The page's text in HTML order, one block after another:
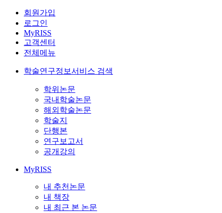
회원가입
로그인
MyRISS
고객센터
전체메뉴
학술연구정보서비스 검색
학위논문
국내학술논문
해외학술논문
학술지
단행본
연구보고서
공개강의
MyRISS
내 추천논문
내 책장
내 최근 본 논문